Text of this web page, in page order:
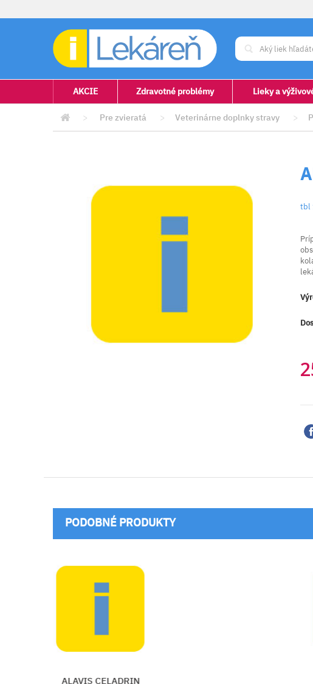
AKCIE Zdravotné problémy Lieky a
> Pre zvieratá > Veterinárne doplnky stravy >
tbl
PODOBNÉ PRODUKTY